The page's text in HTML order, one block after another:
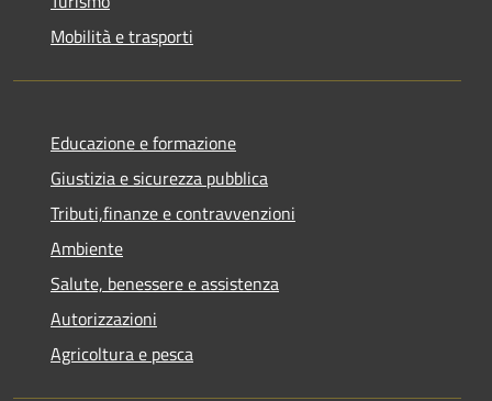
Mobilità e trasporti
Educazione e formazione
Giustizia e sicurezza pubblica
Tributi,finanze e contravvenzioni
Ambiente
Salute, benessere e assistenza
Autorizzazioni
Agricoltura e pesca